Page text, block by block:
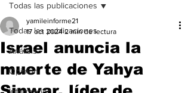
Todas las publicaciones
Análisis
Opinión
Todas las publicaciones
Israel anuncia la
muerte de Yahya
yamileinforme21
17 oct 2024 2 min de lectura